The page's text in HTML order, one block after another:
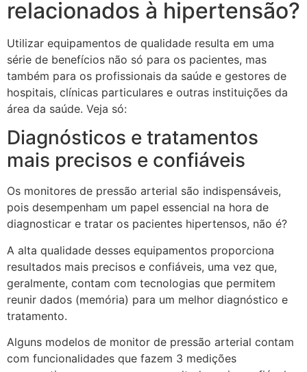
relacionados à hipertensão?
Utilizar equipamentos de qualidade resulta em uma
série de benefícios não só para os pacientes, mas
também para os profissionais da saúde e gestores de
hospitais, clínicas particulares e outras instituições da
área da saúde. Veja só:
Diagnósticos e tratamentos
mais precisos e confiáveis
Os monitores de pressão arterial são indispensáveis,
pois desempenham um papel essencial na hora de
diagnosticar e tratar os pacientes hipertensos, não é?
A alta qualidade desses equipamentos proporciona
resultados mais precisos e confiáveis, uma vez que,
geralmente, contam com tecnologias que permitem
reunir dados (memória) para um melhor diagnóstico e
tratamento.
Alguns modelos de monitor de pressão arterial contam
com funcionalidades que fazem 3 medições